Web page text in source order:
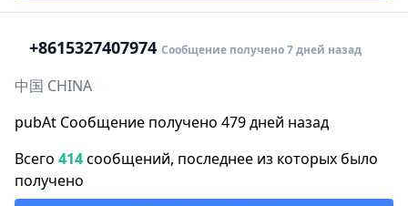
+8615327407974 Сообщение получено 7 дней назад
中国 CHINA
pubAt Сообщение получено 479 дней назад
Всего 414сообщений, последнее из которых было
получено